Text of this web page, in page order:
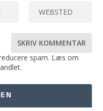
spam. Læs om
.